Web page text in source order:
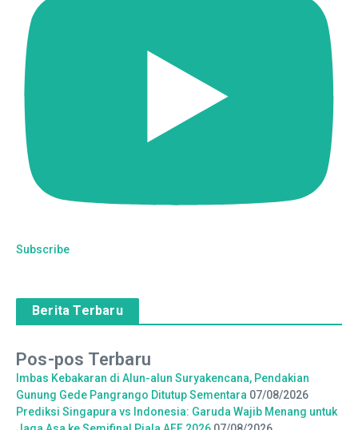
Subscribe
Berita Terbaru
Pos-pos Terbaru
Imbas Kebakaran di Alun-alun Suryakencana, Pendakian
Gunung Gede Pangrango Ditutup Sementara 07/08/2026
Prediksi Singapura vs Indonesia: Garuda Wajib Menang untuk